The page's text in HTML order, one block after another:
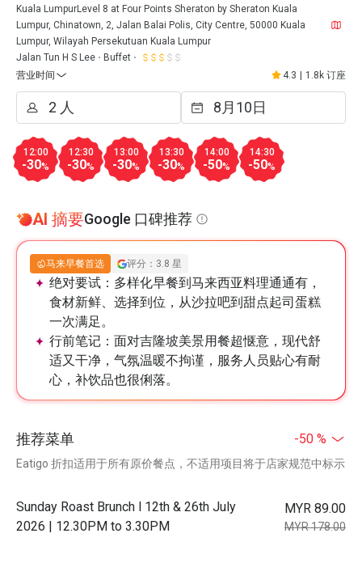
Kuala LumpurLevel 8 at Four Points Sheraton by Sheraton Kuala
Lumpur, Chinatown, 2, Jalan Balai Polis, City Centre, 50000 Kuala
Lumpur, Wilayah Persekutuan Kuala Lumpur
Jalan Tun H S Lee
Buffet
营业时间
4.3 1.8k 订座
12:00
-30%
12:30
-30%
13:00
-30%
13:30
-30%
14:00
-50%
14:30
-50%
AI 摘要Google 口碑推荐
马来早餐首选 评分：3.8 星
绝对要试： 多样化早餐到马来西亚料理通通有，
食材新鲜、选择到位，从沙拉吧到甜点起司蛋糕
一次满足。
行前笔记： 面对吉隆坡美景用餐超惬意，现代舒
适又干净，气氛温暖不拘谨，服务人员贴心有耐
心，补饮品也很俐落。
推荐菜单 -50 %
Eatigo 折扣适用于所有原价餐点，不适用项目将于店家规范中标示
Sunday Roast Brunch l 12th & 26th July
2026 | 12.30PM to 3.30PM
MYR 89.00
MYR 178.00